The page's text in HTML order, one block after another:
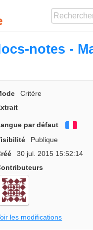
notes -
Critère
par défaut
Publique
30 jul. 2015 15:52:14
les modifications